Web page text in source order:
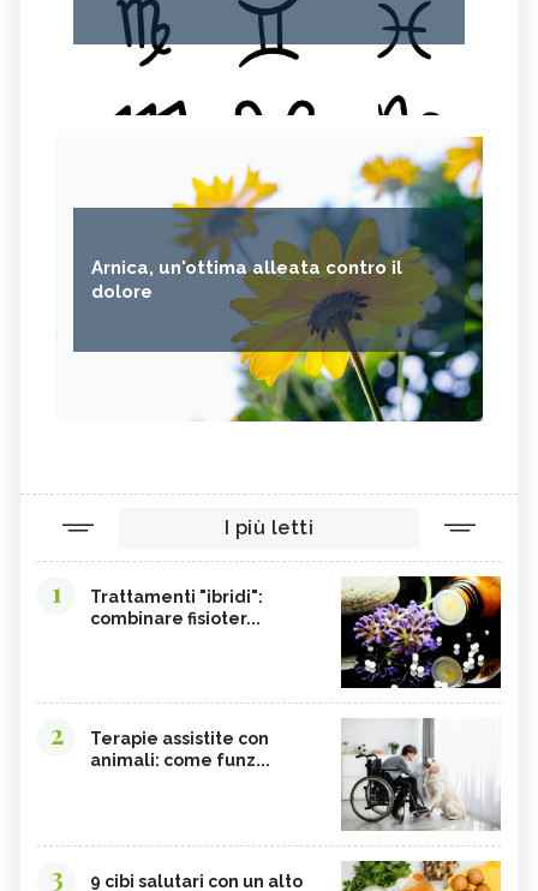
Arnica, un'ottima alleata contro il
dolore
I più letti
1
Trattamenti "ibridi":
combinare fisioter...
2
Terapie assistite con
animali: come funz...
3
9 cibi salutari con un alto